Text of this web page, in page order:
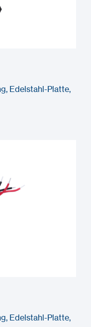
Edelstahl-Platte,
Edelstahl-Platte,